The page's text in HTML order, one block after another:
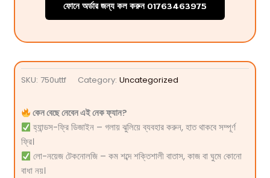
ফোনে অর্ডার জন্য কল করুন 01763463975
SKU: 750uttf Category: Uncategorized
কেন বেছে নেবেন এই নেক ফ্যান?
হ্যান্ডস-ফ্রি ডিজাইন – গলায় ঝুলিয়ে ব্যবহার করুন, হাত থাকবে সম্পূর্ণ
ফ্রি।
লো-নয়েজ টেকনোলজি – কম শব্দে শক্তিশালী বাতাস, কাজ বা ঘুমে কোনো
বাধা নয়।